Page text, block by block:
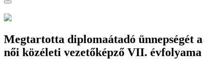
Megtartotta diplomaátadó ünnepségét a
női közéleti vezetőképző VII. évfolyama